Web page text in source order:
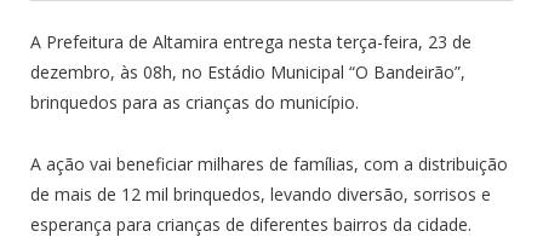
A Prefeitura de Altamira entrega nesta terça-feira, 23 de
dezembro, às 08h, no Estádio Municipal “O Bandeirão”,
brinquedos para as crianças do município.
A ação vai beneficiar milhares de famílias, com a distribuição
de mais de 12 mil brinquedos, levando diversão, sorrisos e
esperança para crianças de diferentes bairros da cidade.